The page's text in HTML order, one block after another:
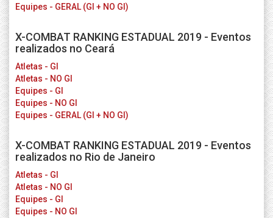
Equipes - GERAL (GI + NO GI)
X-COMBAT RANKING ESTADUAL 2019 - Eventos
realizados no Ceará
Atletas - GI
Atletas - NO GI
Equipes - GI
Equipes - NO GI
Equipes - GERAL (GI + NO GI)
X-COMBAT RANKING ESTADUAL 2019 - Eventos
realizados no Rio de Janeiro
Atletas - GI
Atletas - NO GI
Equipes - GI
Equipes - NO GI